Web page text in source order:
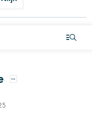
Opties